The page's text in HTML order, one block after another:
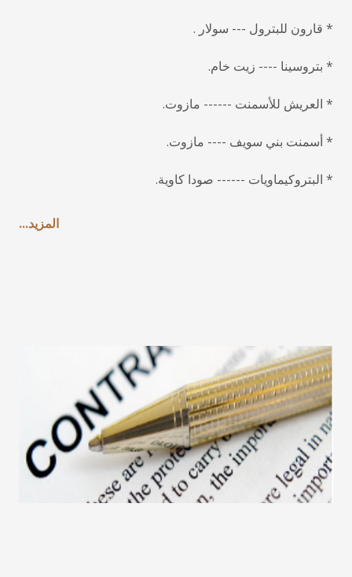
* قارون للبترول --- سولار .
* بتروسينا ---- زيت خام.
* العريش للأسمنت ------ مازوت.
* أسمنت بني سويف ---- مازوت.
* البتروكيماويات ------ صودا كاوية.
...المزيد